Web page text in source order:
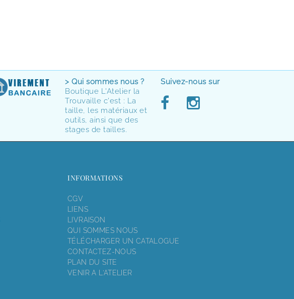
> Qui sommes nous ?
Boutique L'Atelier la
Trouvaille c'est : La
taille, les matériaux et
outils, ainsi que des
stages de tailles.
Suivez-nous sur
INFORMATIONS
CGV
LIENS
LIVRAISON
QUI SOMMES NOUS
TÉLÉCHARGER UN CATALOGUE
CONTACTEZ-NOUS
PLAN DU SITE
VENIR A L'ATELIER